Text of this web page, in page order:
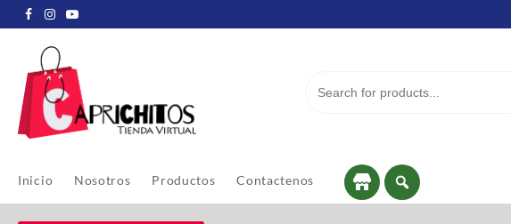
Inicio Nosotros Productos Contactenos